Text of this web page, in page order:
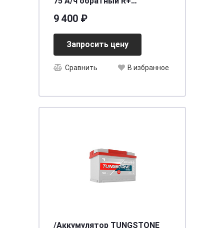
9 400 ₽
Запросить цену
Сравнить В избранное
/Аккумулятор TUNGSTONE